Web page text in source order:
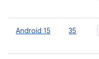
Android 15 35